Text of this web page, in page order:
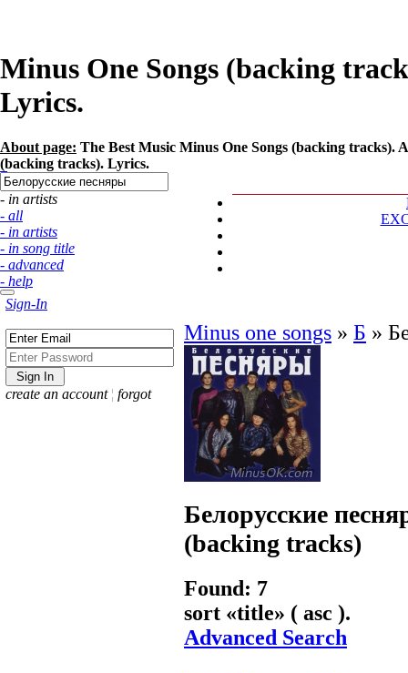
Minus One Songs (backing
Lyrics.
About page: The Best Music Minus One Songs (backing tracks).
(backing tracks). Lyrics.
- in artists
- all
- in artists
- in song title
- advanced
- help
Sign-In
create an account ¦ forgot
Minus one songs » Б »
Белорусские
(backing tracks)
Found: 7
sort «title» ( asc ).
Advanced Search